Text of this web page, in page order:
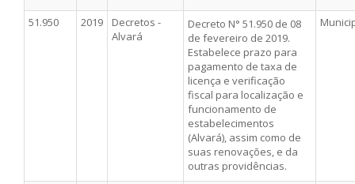
51.950 2019
Decretos -
Alvará
Decreto N° 51.950 de 08
de fevereiro de 2019.
Estabelece prazo para
pagamento de taxa de
licença e verificação
fiscal para localização e
funcionamento de
estabelecimentos
(Alvará), assim como de
suas renovações, e da
outras providências.